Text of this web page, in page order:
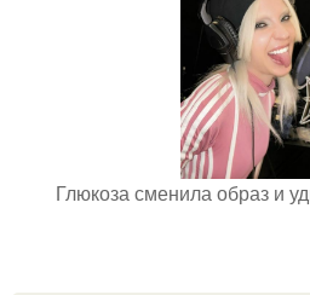
Глюкоза сменила образ и